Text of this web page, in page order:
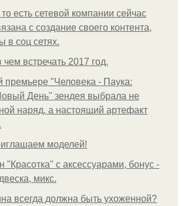
есть сетевой компании сейчас
с создание своего контента,
в соц сетях.
встречать 2017 год.
премьере "Человека - Паука:
День" зендея выбрала не
наряд, а настоящий артефакт
моделей!
"Красотка" с аксессуарами, бонус -
микс.
всегда должна быть ухоженной?